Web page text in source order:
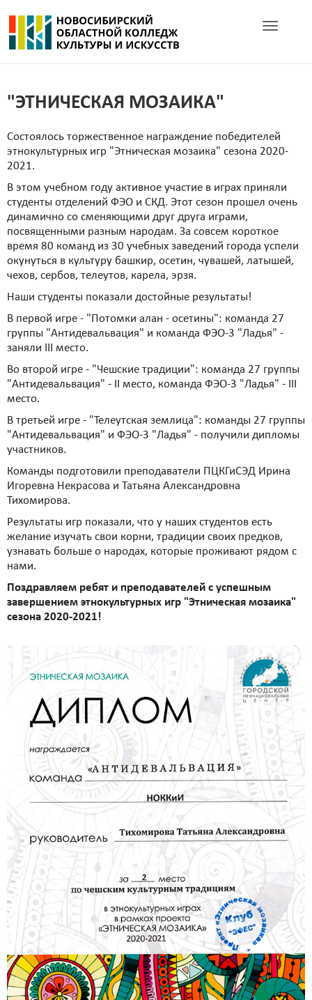
Toggle
"ЭТНИЧЕСКАЯ МОЗАИКА"
Состоялось торжественное награждение победителей
этнокультурных игр "Этническая мозаика" сезона 2020-
2021.
В этом учебном году активное участие в играх приняли
студенты отделений ФЭО и СКД. Этот сезон прошел очень
динамично со сменяющими друг друга играми,
посвященными разным народам. За совсем короткое
время 80 команд из 30 учебных заведений города успели
окунуться в культуру башкир, осетин, чувашей, латышей,
чехов, сербов, телеутов, карела, эрзя.
Наши студенты показали достойные результаты!
В первой игре - "Потомки алан - осетины": команда 27
группы "Антидевальвация" и команда ФЭО-3 "Ладья" -
заняли III место.
Во второй игре - "Чешские традиции": команда 27 группы
"Антидевальвация" - II место, команда ФЭО-3 "Ладья" - III
место.
В третьей игре - "Телеутская землица": команды 27 группы
"Антидевальвация" и ФЭО-3 "Ладья" - получили дипломы
участников.
Команды подготовили преподаватели ПЦКГиСЭД Ирина
Игоревна Некрасова и Татьяна Александровна
Тихомирова.
Результаты игр показали, что у наших студентов есть
желание изучать свои корни, традиции своих предков,
узнавать больше о народах, которые проживают рядом с
нами.
Поздравляем ребят и преподавателей с успешным
завершением этнокультурных игр "Этническая мозаика"
сезона 2020-2021!